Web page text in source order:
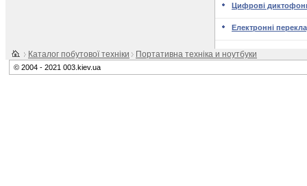
Цифрові
Електронні
Каталог побутової техніки Портативна техніка и ноутбуки
© 2004 - 2021 003.kiev.ua